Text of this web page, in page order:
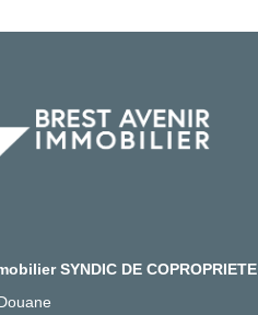
SYNDIC DE COPROPRIETE